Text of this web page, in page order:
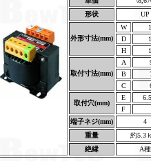
形状
UP
外形寸法(mm)
W
D
H
取付寸法(mm)
A
B
C
取付穴(mm)
E
F
端子ネジ(mm)
4
重量
約5.3
絶縁
A種